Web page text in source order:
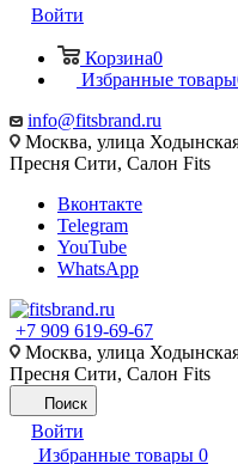
Войти
Корзина0
Избранные товары
info@fitsbrand.ru
Москва, улица
Пресня Сити, Салон Fits
Вконтакте
Telegram
YouTube
WhatsApp
+7 909 619-69-67
Москва, улица
Пресня Сити, Салон Fits
Поиск
Войти
Избранные товары 0